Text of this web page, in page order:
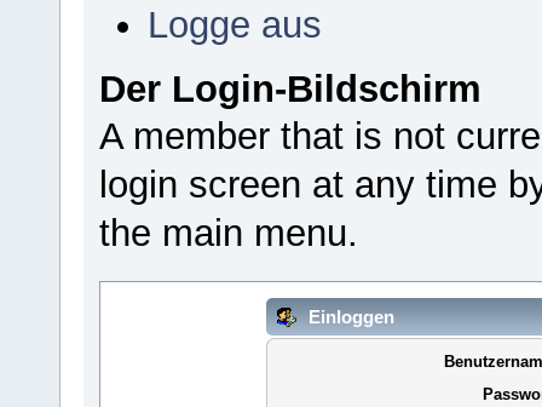
Logge aus
Der Login-Bildschirm
A member that is not
login screen at any time
the main menu.
Einloggen